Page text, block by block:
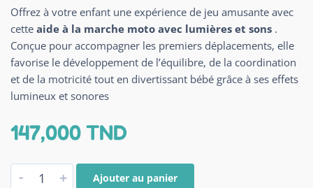
Offrez à votre enfant une expérience de jeu amusante avec
cette aide à la marche moto avec lumières et sons .
Conçue pour accompagner les premiers déplacements, elle
favorise le développement de l’équilibre, de la coordination
et de la motricité tout en divertissant bébé grâce à ses effets
lumineux et sonores
147,000TND
- + Ajouter au panier